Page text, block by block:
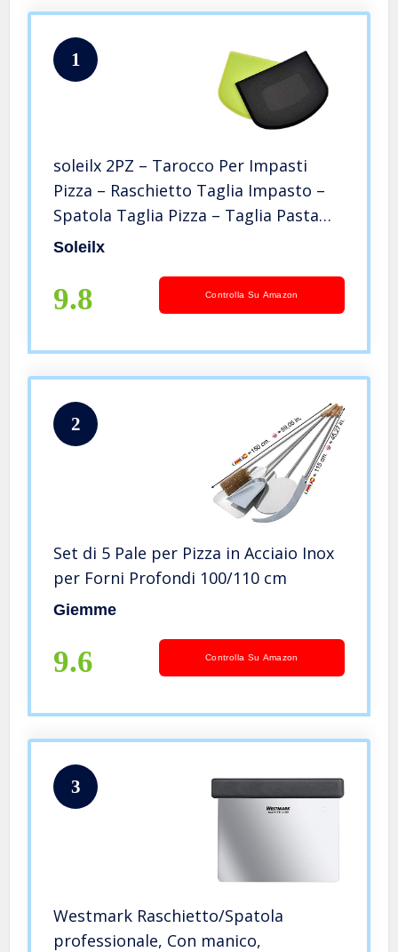
1
soleilx 2PZ – Tarocco Per Impasti
Pizza – Raschietto Taglia Impasto –
Spatola Taglia Pizza – Taglia Pasta
Fresca – Accessori Spatola Cucina per
Impasti/Torte/Pasta/Pizza/Pane/verdure
Soleilx
9.8 Controlla Su Amazon
2
Set di 5 Pale per Pizza in Acciaio Inox
per Forni Profondi 100/110 cm
Giemme
9.6 Controlla Su Amazon
3
Westmark Raschietto/Spatola
professionale, Con manico,